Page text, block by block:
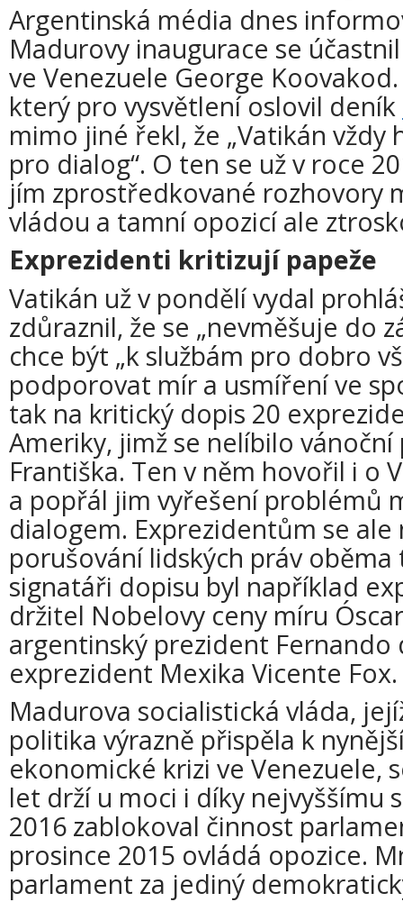
Argentinská média dnes
Madurovy inaugurace se
ve Venezuele George
který pro vysvětlení oslovil deník
mimo jiné řekl, že „Vatikán
pro dialog“. O ten se už v roce
jím zprostředkované rozhovory
vládou a tamní opozicí ale
Exprezidenti kritizují papeže
Vatikán už v pondělí vydal
zdůraznil, že se „nevměšuje do
chce být „k službám pro dobro
podporovat mír a usmíření ve
tak na kritický dopis 20
Ameriky, jimž se nelíbilo
Františka. Ten v něm hovořil i o
a popřál jim vyřešení problémů
dialogem. Exprezidentům se
porušování lidských práv
signatáři dopisu byl například
držitel Nobelovy ceny míru
argentinský prezident Fernando
exprezident Mexika Vicente Fox.
Madurova socialistická vláda,
politika výrazně přispěla k
ekonomické krizi ve Venezuele,
let drží u moci i díky nejvyššímu
2016 zablokoval činnost
prosince 2015 ovládá opozice.
parlament za jediný